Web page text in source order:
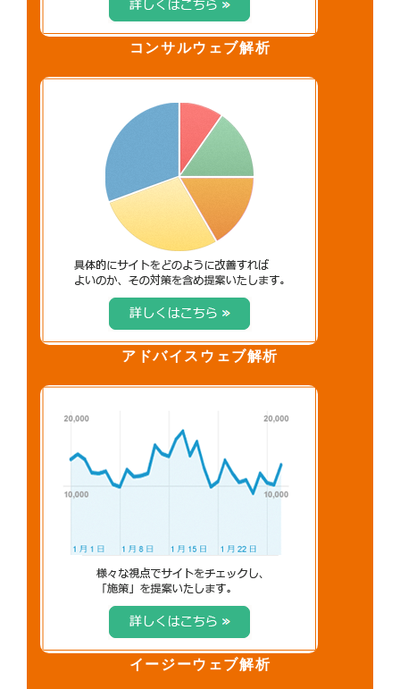
コンサルウェブ解析
アドバイスウェブ解析
イージーウェブ解析